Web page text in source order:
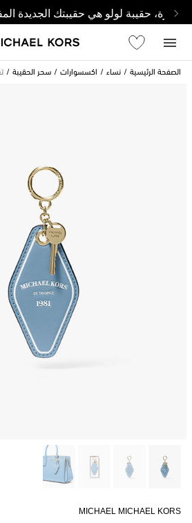
وصغيرة، حقيبة لولو هي حقيبتك الجديدة
الصفحة الرئيسية نساء اكسسوارات سحر الحقيبة
MICHAEL MICHAEL KORS